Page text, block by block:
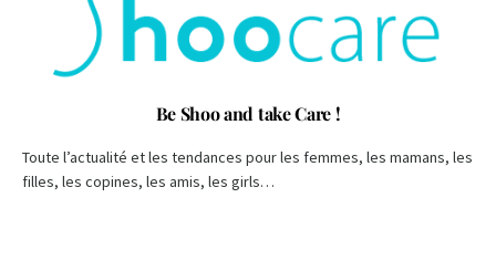
Be Shoo and take Care !
Toute l’actualité et les tendances pour les femmes, les mamans, les
filles, les copines, les amis, les girls…